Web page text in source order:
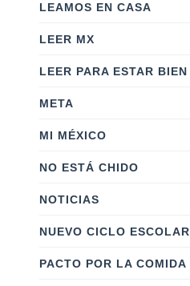
LEAMOS EN CASA
LEER MX
LEER PARA ESTAR BIEN
META
MI MÉXICO
NO ESTÁ CHIDO
NOTICIAS
NUEVO CICLO ESCOLAR
PACTO POR LA COMIDA